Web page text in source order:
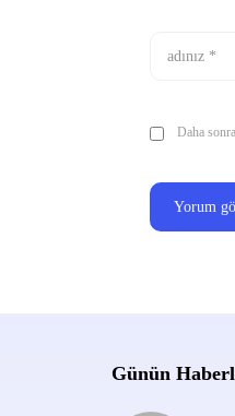
Daha
Günün